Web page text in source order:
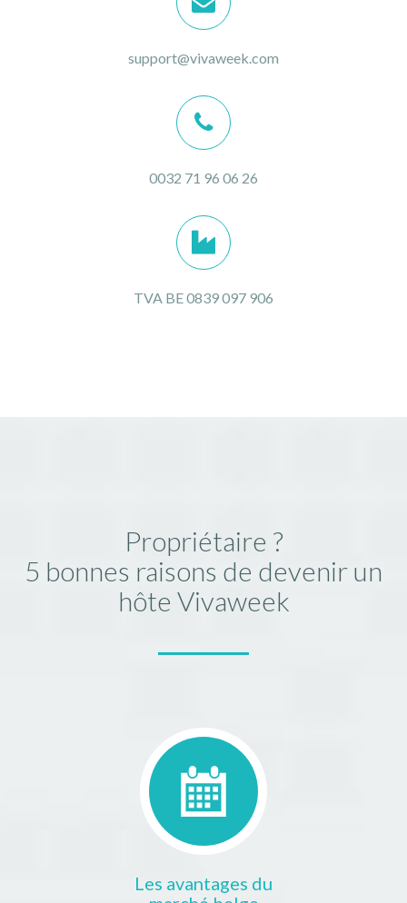
support@vivaweek.com
0032 71 96 06 26
TVA BE 0839 097 906
Propriétaire ?
5 bonnes raisons de devenir un
hôte Vivaweek
Les avantages du